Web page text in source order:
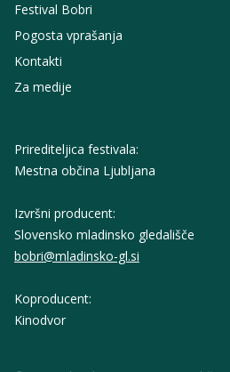
Festival Bobri
Pogosta vprašanja
Kontakti
Za medije
Prirediteljica festivala:
Mestna občina Ljubljana
Izvršni producent:
Slovensko mladinsko gledališče
bobri@mladinsko-gl.si
Koproducent:
Kinodvor